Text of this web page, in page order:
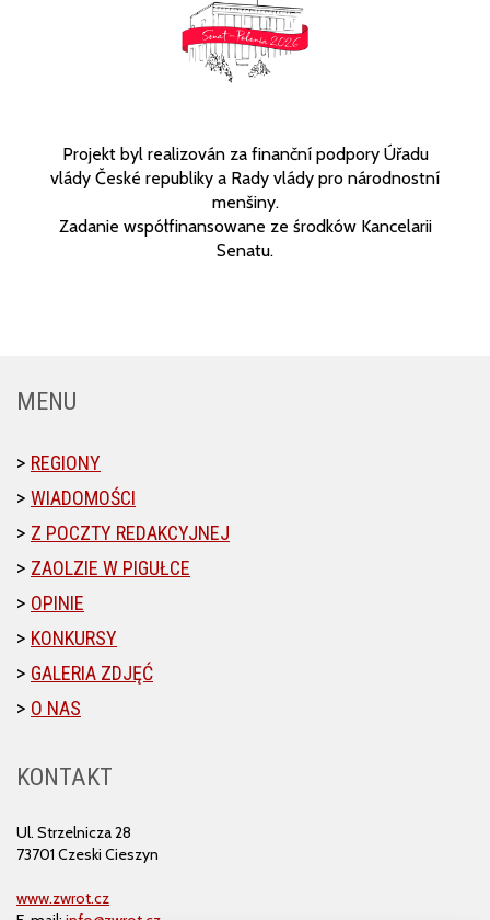
Projekt byl realizován za finanční podpory Úřadu
vlády České republiky a Rady vlády pro národnostní
menšiny.
Zadanie współfinansowane ze środków Kancelarii
Senatu.
MENU
REGIONY
WIADOMOŚCI
Z POCZTY REDAKCYJNEJ
ZAOLZIE W PIGUŁCE
OPINIE
KONKURSY
GALERIA ZDJĘĆ
O NAS
KONTAKT
Ul. Strzelnicza 28
73701 Czeski Cieszyn
www.zwrot.cz